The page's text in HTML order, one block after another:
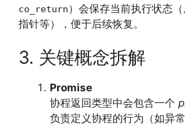
co_return）会保存当前执行状态
指针等），便于后续恢复。
3. 关键概念拆解
Promise
协程返回类型中会包含一个
负责定义协程的行为（如异